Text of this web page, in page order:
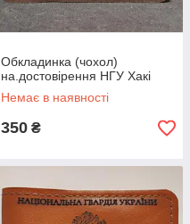
Обкладинка (чохол)
на.достовірення НГУ Хакі
Немає в наявності
350 ₴